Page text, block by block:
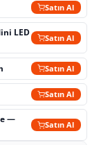
Satın Al
LED
Satın Al
Satın Al
Satın Al
—
Satın Al